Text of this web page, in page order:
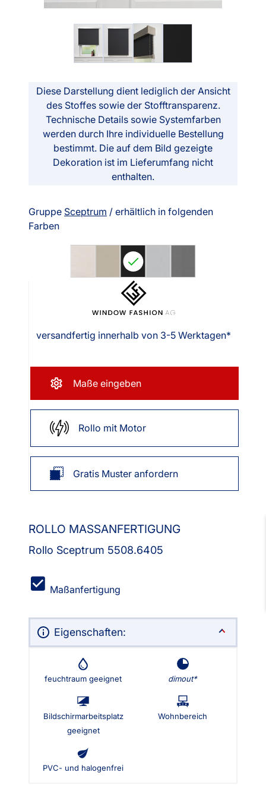
Diese Darstellung dient lediglich der Ansicht
des Stoffes sowie der Stofftransparenz.
Technische Details sowie Systemfarben
werden durch Ihre individuelle Bestellung
bestimmt. Die auf dem Bild gezeigte
Dekoration ist im Lieferumfang nicht
enthalten.
Gruppe Sceptrum / erhältlich in folgenden
Farben
ROLLO MASSANFERTIGUNG
Rollo Sceptrum 5508.6405
Maßanfertigung
Eigenschaften:
feuchtraum geeignet dimout
Bildschirmarbeitsplatz
geeignet
Wohnbereich
PVC- und halogenfrei
versandfertig innerhalb von 3-5 Werktagen*
Maße eingeben
Rollo mit Motor
Gratis Muster anfordern